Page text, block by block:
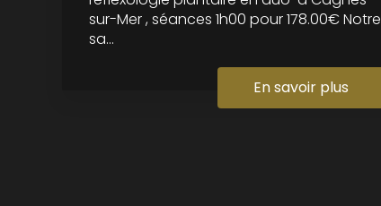
sur-Mer , séances 1h00 pour 178.00€ Notre
sa...
En savoir plus